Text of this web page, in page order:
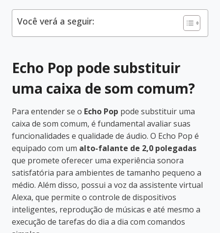
Você verá a seguir:
Echo Pop pode substituir
uma caixa de som comum?
Para entender se o Echo Pop pode substituir uma
caixa de som comum, é fundamental avaliar suas
funcionalidades e qualidade de áudio. O Echo Pop é
equipado com um alto-falante de 2,0 polegadas
que promete oferecer uma experiência sonora
satisfatória para ambientes de tamanho pequeno a
médio. Além disso, possui a voz da assistente virtual
Alexa, que permite o controle de dispositivos
inteligentes, reprodução de músicas e até mesmo a
execução de tarefas do dia a dia com comandos